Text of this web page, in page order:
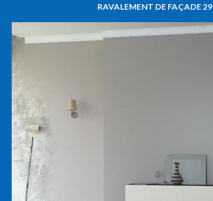
RAVALEMENT DE FAÇADE 29